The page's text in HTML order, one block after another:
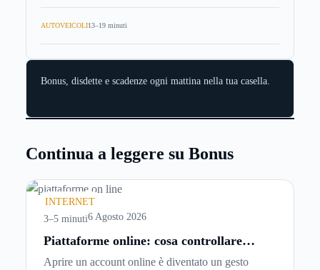
AUTOVEICOLI13–19 minuti
Bonus, disdette e scadenze ogni mattina nella tua casella.
Continua a leggere su Bonus
INTERNET
3–5 minuti6 Agosto 2026
Piattaforme online: cosa controllare
prima di iscriversi e usare servizi in
tempo reale
Aprire un account online è diventato un gesto